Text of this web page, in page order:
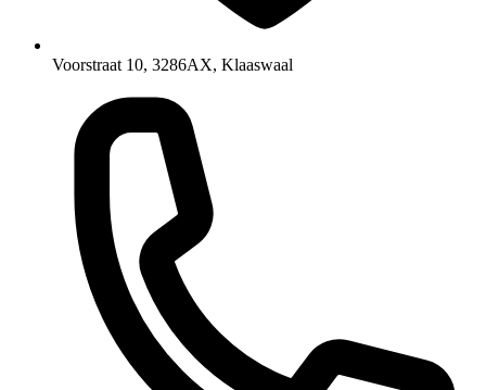
Voorstraat 10, 3286AX, Klaaswaal